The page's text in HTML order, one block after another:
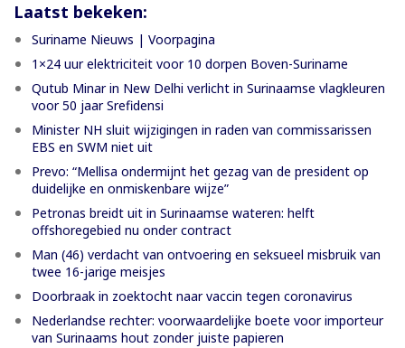
Laatst bekeken:
Suriname Nieuws | Voorpagina
1×24 uur elektriciteit voor 10 dorpen Boven-Suriname
Qutub Minar in New Delhi verlicht in Surinaamse vlagkleuren
voor 50 jaar Srefidensi
Minister NH sluit wijzigingen in raden van commissarissen
EBS en SWM niet uit
Prevo: “Mellisa ondermijnt het gezag van de president op
duidelijke en onmiskenbare wijze”
Petronas breidt uit in Surinaamse wateren: helft
offshoregebied nu onder contract
Man (46) verdacht van ontvoering en seksueel misbruik van
twee 16-jarige meisjes
Doorbraak in zoektocht naar vaccin tegen coronavirus
Nederlandse rechter: voorwaardelijke boete voor importeur
van Surinaams hout zonder juiste papieren